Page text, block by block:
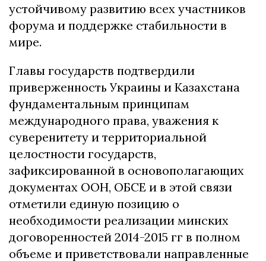
устойчивому развитию всех участников
форума и поддержке стабильности в
мире.
Главы государств подтвердили
приверженность Украины и Казахстана
фундаментальным принципам
международного права, уважения к
суверенитету и территориальной
целостности государств,
зафиксированной в основополагающих
документах ООН, ОБСЕ и в этой связи
отметили единую позицию о
необходимости реализации минских
договоренностей 2014-2015 гг в полном
объеме и приветствовали направленные